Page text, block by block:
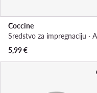
Coccine
5,99€